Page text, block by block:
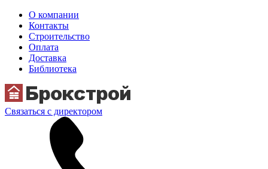
О компании
Контакты
Строительство
Оплата
Доставка
Библиотека
Связаться с директором